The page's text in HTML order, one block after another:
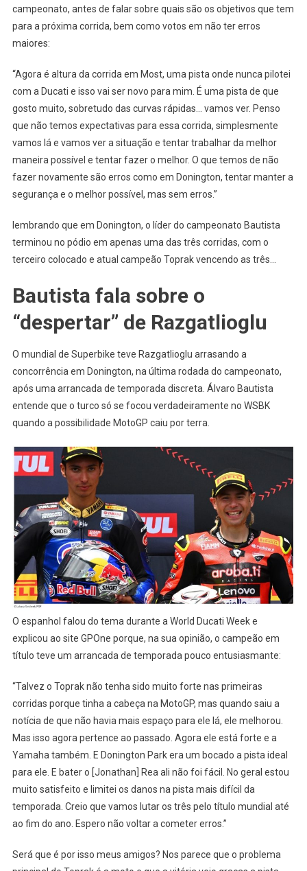
campeonato, antes de falar sobre quais são os objetivos que tem
para a próxima corrida, bem como votos em não ter erros
maiores:
“Agora é altura da corrida em Most, uma pista onde nunca pilotei
com a Ducati e isso vai ser novo para mim. É uma pista de que
gosto muito, sobretudo das curvas rápidas… vamos ver. Penso
que não temos expectativas para essa corrida, simplesmente
vamos lá e vamos ver a situação e tentar trabalhar da melhor
maneira possível e tentar fazer o melhor. O que temos de não
fazer novamente são erros como em Donington, tentar manter a
segurança e o melhor possível, mas sem erros.”
lembrando que em Donington, o líder do campeonato Bautista
terminou no pódio em apenas uma das três corridas, com o
terceiro colocado e atual campeão Toprak vencendo as três…
Bautista fala sobre o
“despertar” de Razgatlioglu
O mundial de Superbike teve Razgatlioglu arrasando a
concorrência em Donington, na última rodada do campeonato,
após uma arrancada de temporada discreta. Álvaro Bautista
entende que o turco só se focou verdadeiramente no WSBK
quando a possibilidade MotoGP caiu por terra.
O espanhol falou do tema durante a World Ducati Week e
explicou ao site GPOne porque, na sua opinião, o campeão em
título teve um arrancada de temporada pouco entusiasmante:
“Talvez o Toprak não tenha sido muito forte nas primeiras
corridas porque tinha a cabeça na MotoGP, mas quando saiu a
notícia de que não havia mais espaço para ele lá, ele melhorou.
Mas isso agora pertence ao passado. Agora ele está forte e a
Yamaha também. E Donington Park era um bocado a pista ideal
para ele. E bater o [Jonathan] Rea ali não foi fácil. No geral estou
muito satisfeito e limitei os danos na pista mais difícil da
temporada. Creio que vamos lutar os três pelo título mundial até
ao fim do ano. Espero não voltar a cometer erros.”
Será que é por isso meus amigos? Nos parece que o problema